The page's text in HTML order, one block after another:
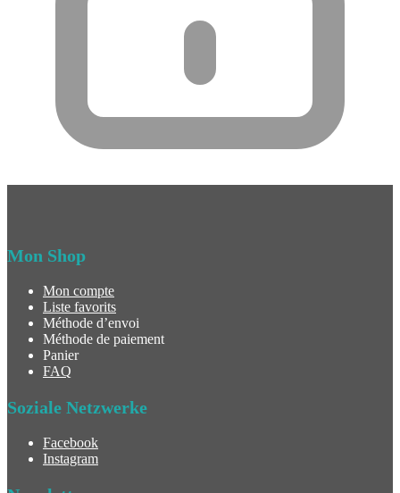
Mon Shop
Mon compte
Liste favorits
Méthode d’envoi
Méthode de paiement
Panier
FAQ
Soziale Netzwerke
Facebook
Instagram